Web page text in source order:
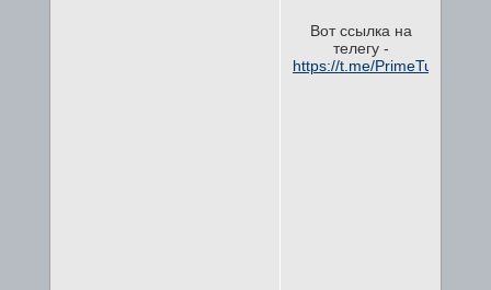
Вот ссылка на
телегу -
https://t.me/PrimeTuning